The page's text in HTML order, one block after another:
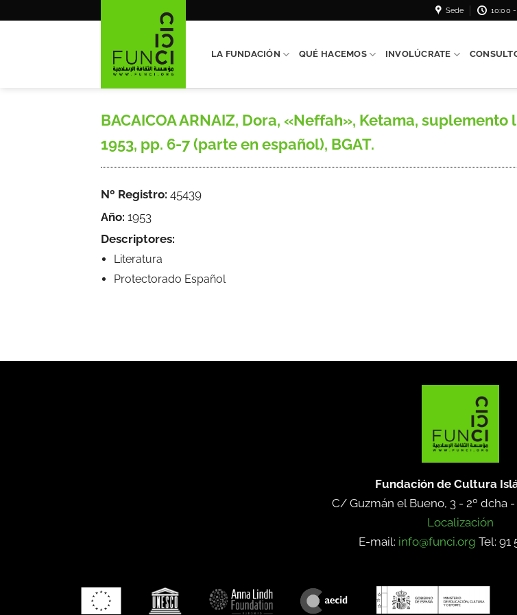
Sede 10:00 -
LA FUNDACIÓN QUÉ HACEMOS INVOLÚCRATE
BACAICOA ARNAIZ, Dora, «Neffah», Ketama,
1953, pp. 6-7 (parte en español), BGAT.
Nº Registro: 45439
Año: 1953
Descriptores:
Literatura
Protectorado Español
Fundación de Cultura
C/ Guzmán el Bueno, 3 - 2º dcha -
Localización
E-mail: info@funci.org Tel: 91